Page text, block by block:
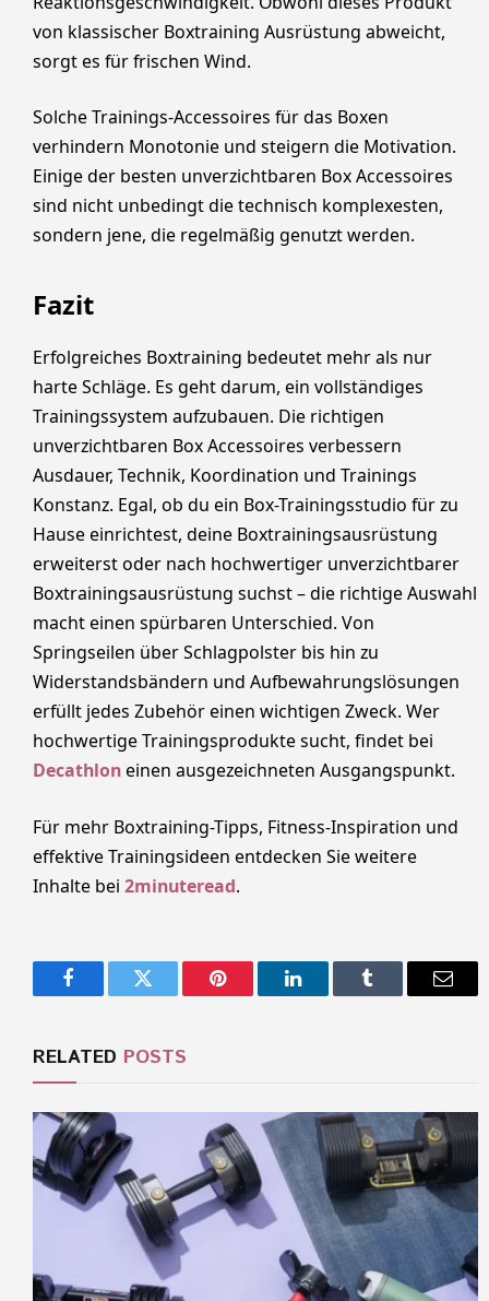
von klassischer Boxtraining Ausrüstung abweicht,
sorgt es für frischen Wind.
Solche Trainings-Accessoires für das Boxen
verhindern Monotonie und steigern die Motivation.
Einige der besten unverzichtbaren Box Accessoires
sind nicht unbedingt die technisch komplexesten,
sondern jene, die regelmäßig genutzt werden.
Fazit
Erfolgreiches Boxtraining bedeutet mehr als nur
harte Schläge. Es geht darum, ein vollständiges
Trainingssystem aufzubauen. Die richtigen
unverzichtbaren Box Accessoires verbessern
Ausdauer, Technik, Koordination und Trainings
Konstanz. Egal, ob du ein Box-Trainingsstudio für zu
Hause einrichtest, deine Boxtrainingsausrüstung
erweiterst oder nach hochwertiger unverzichtbarer
Boxtrainingsausrüstung suchst – die richtige Auswahl
macht einen spürbaren Unterschied. Von
Springseilen über Schlagpolster bis hin zu
Widerstandsbändern und Aufbewahrungslösungen
erfüllt jedes Zubehör einen wichtigen Zweck. Wer
hochwertige Trainingsprodukte sucht, findet bei
Decathloneinen ausgezeichneten Ausgangspunkt.
Für mehr Boxtraining-Tipps, Fitness-Inspiration und
effektive Trainingsideen entdecken Sie weitere
Inhalte bei 2minuteread.
FacebookTwitter Pinterest LinkedInTumblr Email
RELATED POSTS